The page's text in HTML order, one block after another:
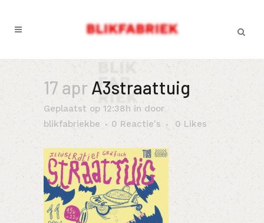
17 apr A3straattuig
Geplaatst op 12:38h in door
blikfabriekbe
0 Reactie's 0 Likes